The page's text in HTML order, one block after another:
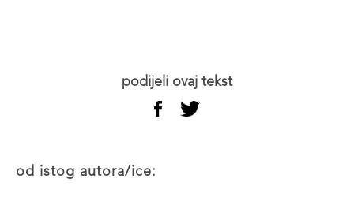
podijeli ovaj tekst
od istog autora/ice: